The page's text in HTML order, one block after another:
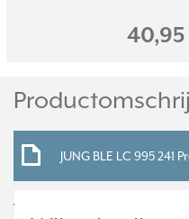
40,95
JUNG BLE LC 995
Technische